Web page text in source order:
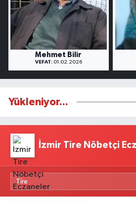
Mehmet Bilir
VEFAT:01.02.2026
Yükleniyor...
İzmir Tire Nöbetçi